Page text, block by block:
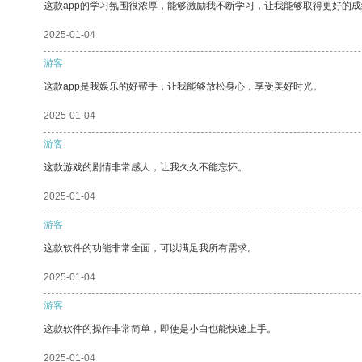
这款app的学习氛围很浓厚，能够激励我不断学习，让我能够取得更好的
2025-01-04
游客
这款app是我娱乐的好帮手，让我能够放松身心，享受美好时光。
2025-01-04
游客
这款游戏的剧情非常感人，让我久久不能忘怀。
2025-01-04
游客
这款软件的功能非常全面，可以满足我所有需求。
2025-01-04
游客
这款软件的操作非常简单，即使是小白也能快速上手。
2025-01-04